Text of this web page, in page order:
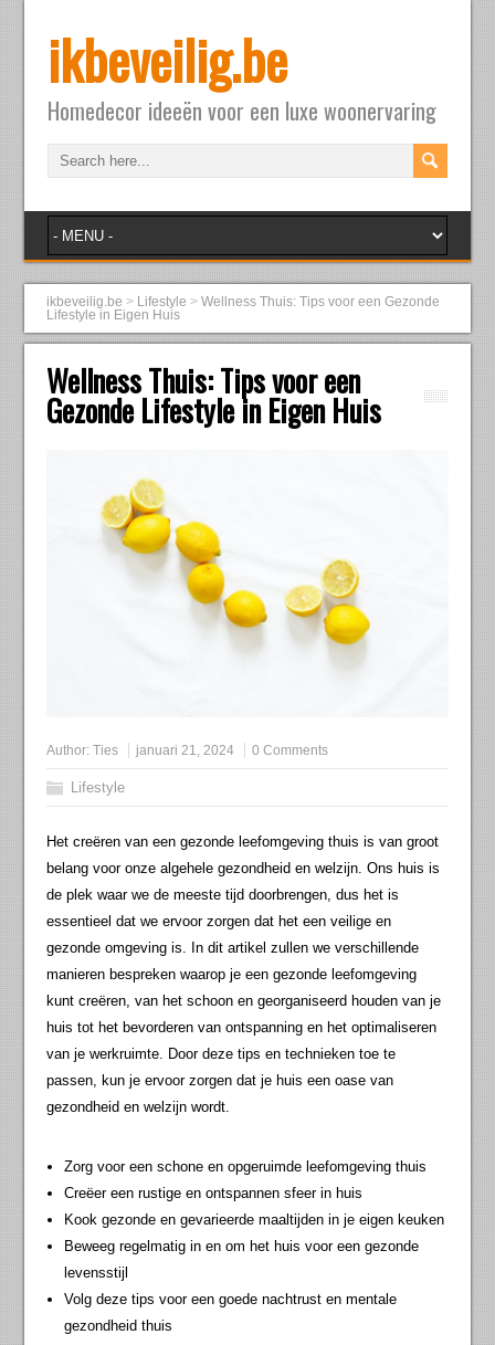
ikbeveilig.be
Homedecor ideeën voor een luxe woonervaring
ikbeveilig.be > Lifestyle >Wellness Thuis: Tips voor een Gezonde
Lifestyle in Eigen Huis
Wellness Thuis: Tips voor een
Gezonde Lifestyle in Eigen Huis
Author:Ties januari 21, 2024 0 Comments
Lifestyle
Het creëren van een gezonde leefomgeving thuis is van groot
belang voor onze algehele gezondheid en welzijn. Ons huis is
de plek waar we de meeste tijd doorbrengen, dus het is
essentieel dat we ervoor zorgen dat het een veilige en
gezonde omgeving is. In dit artikel zullen we verschillende
manieren bespreken waarop je een gezonde leefomgeving
kunt creëren, van het schoon en georganiseerd houden van je
huis tot het bevorderen van ontspanning en het optimaliseren
van je werkruimte. Door deze tips en technieken toe te
passen, kun je ervoor zorgen dat je huis een oase van
gezondheid en welzijn wordt.
Zorg voor een schone en opgeruimde leefomgeving thuis
Creëer een rustige en ontspannen sfeer in huis
Kook gezonde en gevarieerde maaltijden in je eigen keuken
Beweeg regelmatig in en om het huis voor een gezonde
levensstijl
Volg deze tips voor een goede nachtrust en mentale
gezondheid thuis